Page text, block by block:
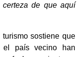
de que aquí
sostiene que
el país vecino han